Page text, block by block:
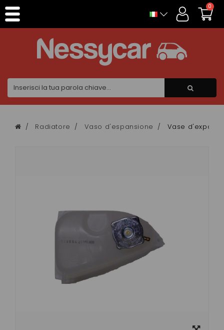
0
Radiatore Vaso d'espansione Vase
Pannello di gestione dei cookies